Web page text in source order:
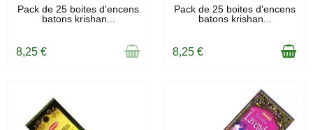
RUPTURE DE STOCK
Pack de 25 boites d'encens
batons krishan...
8,25 €
EN STOCK
Pack de 25 boites d'encens
batons krishan...
8,25 €